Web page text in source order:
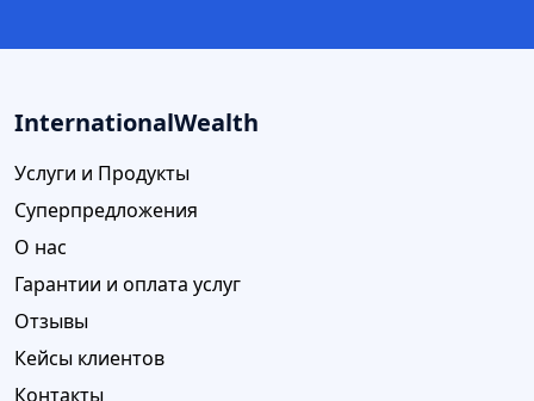
InternationalWealth
Услуги и Продукты
Суперпредложения
О нас
Гарантии и оплата услуг
Отзывы
Кейсы клиентов
Контакты